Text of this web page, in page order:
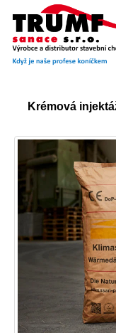
Krémová